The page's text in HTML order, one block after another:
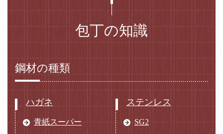
包丁の知識
鋼材の種類
ハガネ
青紙スーパー
ステンレス
SG2